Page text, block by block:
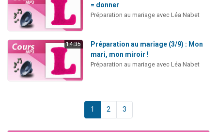
= donner
Préparation au mariage avec Léa Nabet
14:35
Préparation au mariage (3/9) : Mon
mari, mon miroir !
Préparation au mariage avec Léa Nabet
1 2 3